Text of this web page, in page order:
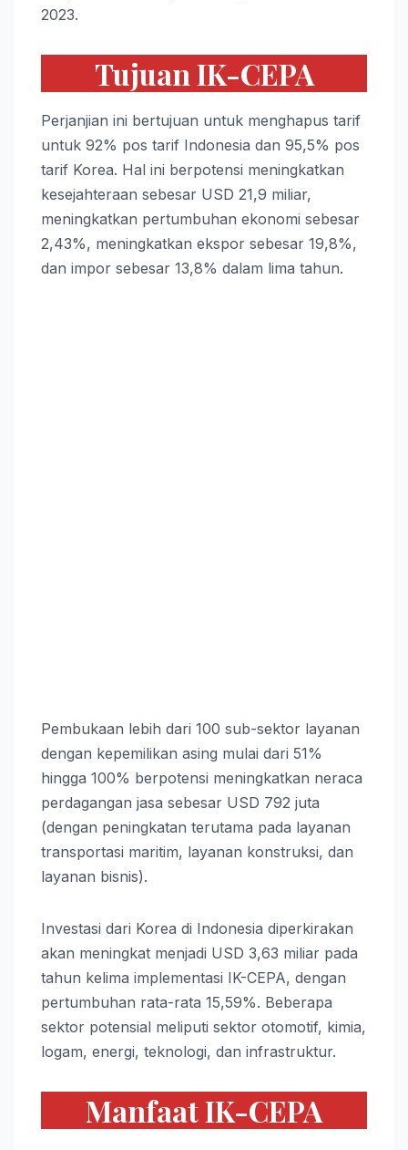
2023.
Tujuan IK-CEPA
Perjanjian ini bertujuan untuk menghapus tarif
untuk 92% pos tarif Indonesia dan 95,5% pos
tarif Korea. Hal ini berpotensi meningkatkan
kesejahteraan sebesar USD 21,9 miliar,
meningkatkan pertumbuhan ekonomi sebesar
2,43%, meningkatkan ekspor sebesar 19,8%,
dan impor sebesar 13,8% dalam lima tahun.
Pembukaan lebih dari 100 sub-sektor layanan
dengan kepemilikan asing mulai dari 51%
hingga 100% berpotensi meningkatkan neraca
perdagangan jasa sebesar USD 792 juta
(dengan peningkatan terutama pada layanan
transportasi maritim, layanan konstruksi, dan
layanan bisnis).
Investasi dari Korea di Indonesia diperkirakan
akan meningkat menjadi USD 3,63 miliar pada
tahun kelima implementasi IK-CEPA, dengan
pertumbuhan rata-rata 15,59%. Beberapa
sektor potensial meliputi sektor otomotif, kimia,
logam, energi, teknologi, dan infrastruktur.
Manfaat IK-CEPA